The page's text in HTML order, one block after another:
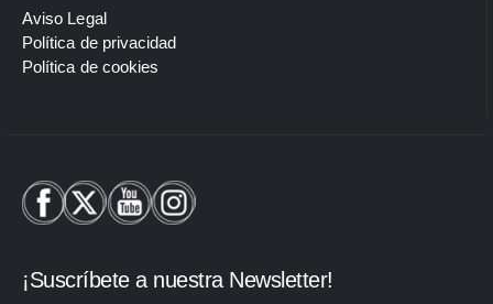
Aviso Legal
Política de privacidad
Política de cookies
¡Suscríbete a nuestra Newsletter!